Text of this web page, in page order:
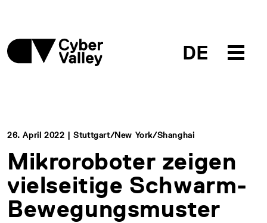
DE
26. April 2022 | Stuttgart/New York/Shanghai
Mikroroboter zeigen
vielseitige Schwarm-
Bewegungsmuster